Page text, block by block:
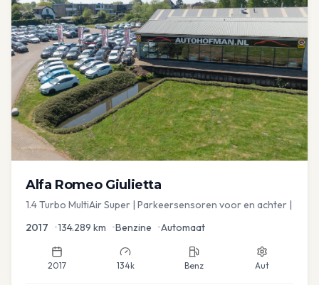
Alfa Romeo Giulietta
1.4 Turbo MultiAir Super | Parkeersensoren voor en achter |
2017 •134.289 km •Benzine •Automaat
2017 134k Benz Aut